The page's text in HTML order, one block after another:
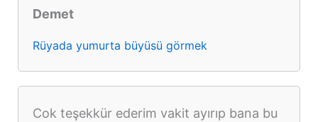
Demet
Rüyada yumurta büyüsü görmek
Cok teşekkür ederim vakit ayırıp bana bu